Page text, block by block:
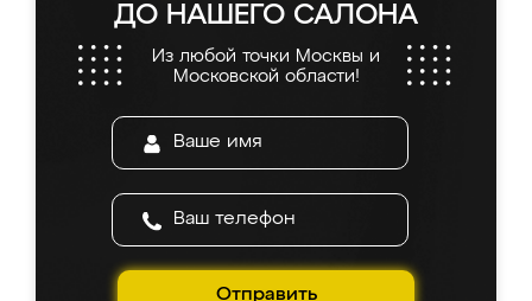
ДО НАШЕГО САЛОНА
Из любой точки Москвы и
Московской области!
Отправить